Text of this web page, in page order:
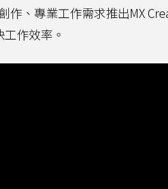
作、專業工作需求推出MX
作效率。